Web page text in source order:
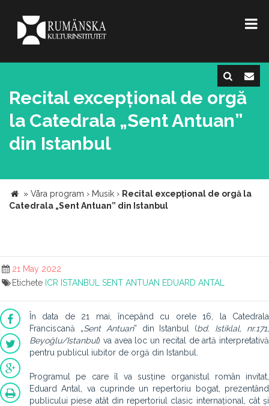
Recital excepțional de orgă
la Catedrala „Sent Antuan”
din Istanbul
» Våra program › Musik › Recital excepțional de orgă la
Catedrala „Sent Antuan” din Istanbul
21 May 2022
Etichete ICR ISTANBUL SENT ANTUAN EDUARD ANTAL
În data de 21 mai, începând cu orele 16, la Catedrala
Franciscană „Sent Antuan” din Istanbul (bd. Istiklal, nr.171,
Beyoğlu/Istanbul) va avea loc un recital de artă interpretativă
pentru publicul iubitor de orgă din Istanbul.
Programul pe care îl va susține organistul român invitat,
Eduard Antal, va cuprinde un repertoriu bogat, prezentând
publicului piese atât din repertoriul clasic internațional, cât și